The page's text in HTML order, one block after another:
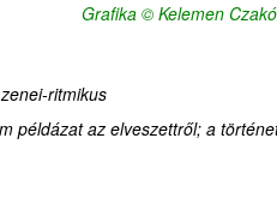
Grafika © Kelemen
zenei-ritmikus
példázat az elveszettről; a